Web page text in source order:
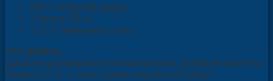
200 г сахарной пудры
1 белок (30 г)
1 ст. л. лимонного сока
Что делать:
Дрожжи разведите в теплом молоке, добавьте щепотку
сахара и 2 ст. л. муки. Дайте подойти 20 минут.